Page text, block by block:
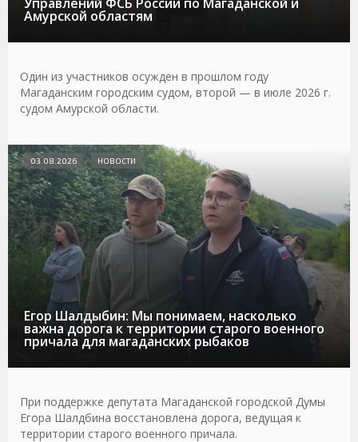
Управлений ФСБ России по Магаданской и
Амурской областям
Один из участников осужден в прошлом году
Магаданским городским судом, второй — в июле 2026 г.
судом Амурской области.
Егор Шалдыбин: Мы понимаем, насколько
важна дорога к территории старого военного
причала для магаданских рыбаков
03.08.2026 НОВОСТИ
При поддержке депутата Магаданской городской Думы
Егора Шалдбина восстановлена дорога, ведущая к
территории старого военного причала.